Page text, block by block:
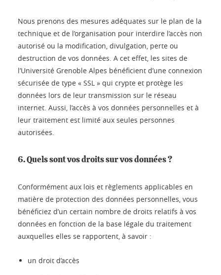
Nous prenons des mesures adéquates sur le plan de la
technique et de l’organisation pour interdire l’accès non
autorisé ou la modification, divulgation, perte ou
destruction de vos données. A cet effet, les sites de
l’Université Grenoble Alpes bénéficient d’une connexion
sécurisée de type « SSL » qui crypte et protège les
données lors de leur transmission sur le réseau
internet. Aussi, l’accès à vos données personnelles et à
leur traitement est limité aux seules personnes
autorisées.
6. Quels sont vos droits sur vos données ?
Conformément aux lois et règlements applicables en
matière de protection des données personnelles, vous
bénéficiez d’un certain nombre de droits relatifs à vos
données en fonction de la base légale du traitement
auxquelles elles se rapportent, à savoir :
un droit d’accès